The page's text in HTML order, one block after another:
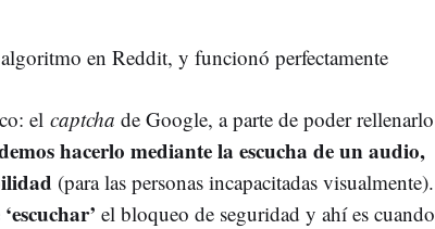
en Reddit, y funcionó perfectamente
el captcha de Google, a parte de poder rellenarlo
hacerlo mediante la escucha de un audio,
(para las personas incapacitadas visualmente).
el bloqueo de seguridad y ahí es cuando